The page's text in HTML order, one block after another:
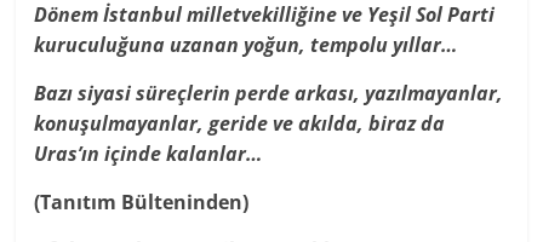
Dönem İstanbul milletvekilliğine ve Yeşil Sol Parti
kuruculuğuna uzanan yoğun, tempolu yıllar…
Bazı siyasi süreçlerin perde arkası, yazılmayanlar,
konuşulmayanlar, geride ve akılda, biraz da
Uras’ın içinde kalanlar…
(Tanıtım Bülteninden)